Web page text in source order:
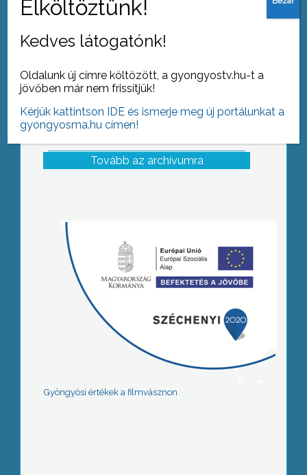
Tovább az archívumra
Gyöngyösi értékek a filmvásznon
Kedves látogatónk!
Oldalunk új címre költözött, a gyongyostv.hu-t a
jövőben már nem frissítjük!
Kérjük kattintson IDE és ismerje meg új portálunkat a
gyongyosma.hu címen!